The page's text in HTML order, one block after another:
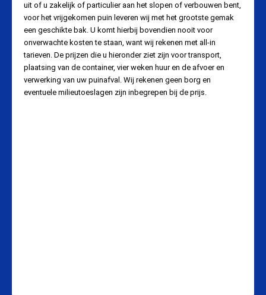
uit of u zakelijk of particulier aan het slopen of verbouwen bent,
voor het vrijgekomen puin leveren wij met het grootste gemak
een geschikte bak. U komt hierbij bovendien nooit voor
onverwachte kosten te staan, want wij rekenen met all-in
tarieven. De prijzen die u hieronder ziet zijn voor transport,
plaatsing van de container, vier weken huur en de afvoer en
verwerking van uw puinafval. Wij rekenen geen borg en
eventuele milieutoeslagen zijn inbegrepen bij de prijs.